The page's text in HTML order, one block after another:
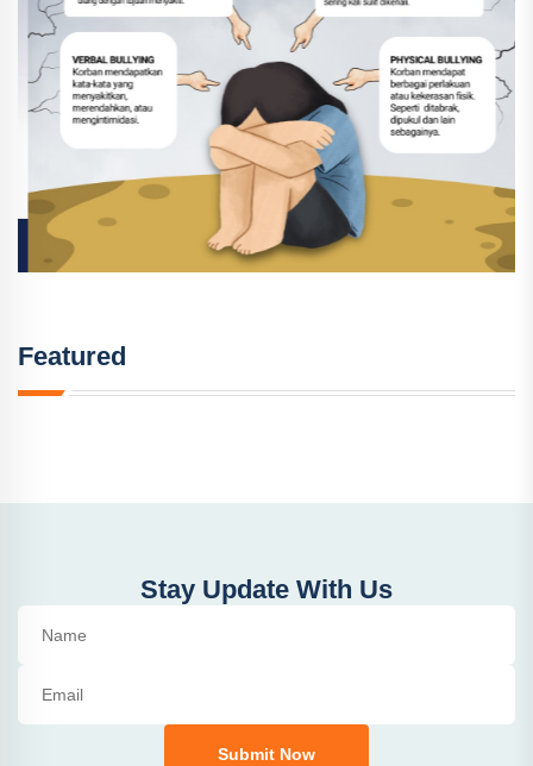
Featured
Stay Update With Us
Submit Now